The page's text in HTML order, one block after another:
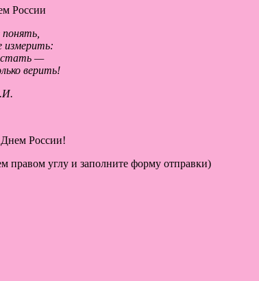
стать —
верить!
России!
правом углу и заполните форму отправки)